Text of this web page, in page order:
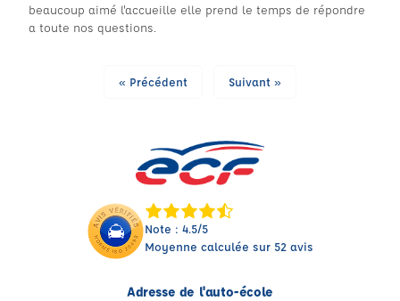
beaucoup aimé l'accueille elle prend le temps de répondre
a toute nos questions.
« Précédent Suivant »
Note : 4.5/5
Moyenne calculée sur 52 avis
Adresse de l'auto-école